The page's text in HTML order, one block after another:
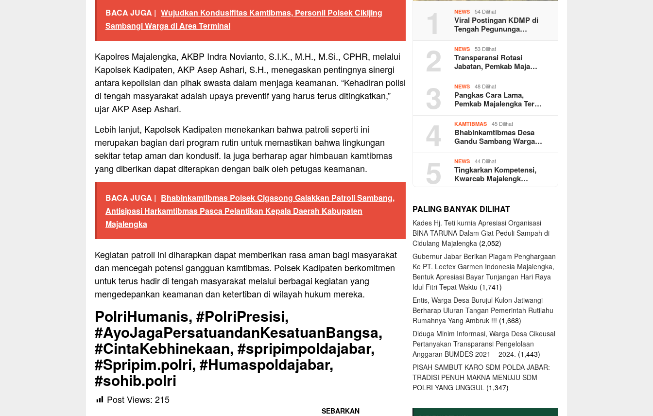
BACA JUGA | Wujudkan Kondusifitas Kamtibmas, Personil Polsek Cikijing
Sambangi Warga di Area Terminal
Kapolres Majalengka, AKBP Indra Novianto, S.I.K., M.H., M.Si., CPHR, melalui
Kapolsek Kadipaten, AKP Asep Ashari, S.H., menegaskan pentingnya sinergi
antara kepolisian dan pihak swasta dalam menjaga keamanan. “Kehadiran polisi
di tengah masyarakat adalah upaya preventif yang harus terus ditingkatkan,”
ujar AKP Asep Ashari.
Lebih lanjut, Kapolsek Kadipaten menekankan bahwa patroli seperti ini
merupakan bagian dari program rutin untuk memastikan bahwa lingkungan
sekitar tetap aman dan kondusif. Ia juga berharap agar himbauan kamtibmas
yang diberikan dapat diterapkan dengan baik oleh petugas keamanan.
BACA JUGA | Bhabinkamtibmas Polsek Cigasong Galakkan Patroli Sambang,
Antisipasi Harkamtibmas Pasca Pelantikan Kepala Daerah Kabupaten
Majalengka
Kegiatan patroli ini diharapkan dapat memberikan rasa aman bagi masyarakat
dan mencegah potensi gangguan kamtibmas. Polsek Kadipaten berkomitmen
untuk terus hadir di tengah masyarakat melalui berbagai kegiatan yang
mengedepankan keamanan dan ketertiban di wilayah hukum mereka.
PolriHumanis, #PolriPresisi,
#AyoJagaPersatuandanKesatuanBangsa,
#CintaKebhinekaan, #spripimpoldajabar,
#Spripim.polri, #Humaspoldajabar,
#sohib.polri
Post Views: 215
SEBARKAN
1 NEWS 54 Dilihat
Viral Postingan KDMP di
Tengah Pegununga…
2 NEWS 53 Dilihat
Transparansi Rotasi
Jabatan, Pemkab Maja…
3 NEWS 48 Dilihat
Pangkas Cara Lama,
Pemkab Majalengka Ter…
4 KAMTIBMAS 45 Dilihat
Bhabinkamtibmas Desa
Gandu Sambang Warga…
5 NEWS 44 Dilihat
Tingkarkan Kompetensi,
Kwarcab Majalengk…
PALING BANYAK DILIHAT
Kades Hj. Teti kurnia Apresiasi Organisasi
BINA TARUNA Dalam Giat Peduli Sampah di
Cidulang Majalengka (2,052)
Gubernur Jabar Berikan Piagam Penghargaan
Ke PT. Leetex Garmen Indonesia Majalengka,
Bentuk Apresiasi Bayar Tunjangan Hari Raya
Idul Fitri Tepat Waktu (1,741)
Entis, Warga Desa Burujul Kulon Jatiwangi
Berharap Uluran Tangan Pemerintah Rutilahu
Rumahnya Yang Ambruk !!! (1,668)
Diduga Minim Informasi, Warga Desa Cikeusal
Pertanyakan Transparansi Pengelolaan
Anggaran BUMDES 2021 – 2024. (1,443)
PISAH SAMBUT KARO SDM POLDA JABAR:
TRADISI PENUH MAKNA MENUJU SDM
POLRI YANG UNGGUL (1,347)